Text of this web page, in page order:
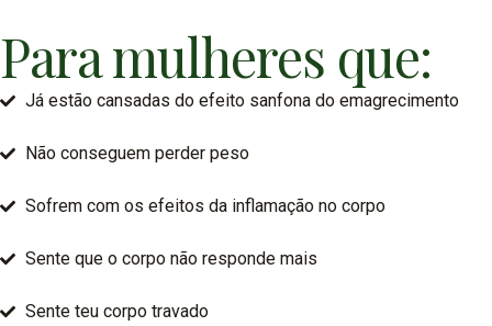
Para mulheres que:
Já estão cansadas do efeito sanfona do emagrecimento
Não conseguem perder peso
Sofrem com os efeitos da inflamação no corpo
Sente que o corpo não responde mais
Sente teu corpo travado